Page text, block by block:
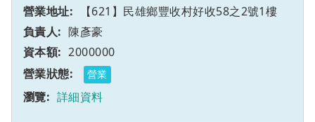
【621】民雄鄉豐收村好收58之2號1樓
陳彥豪
2000000
營業
詳細資料